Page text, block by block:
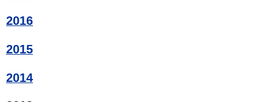
2016
2015
2014